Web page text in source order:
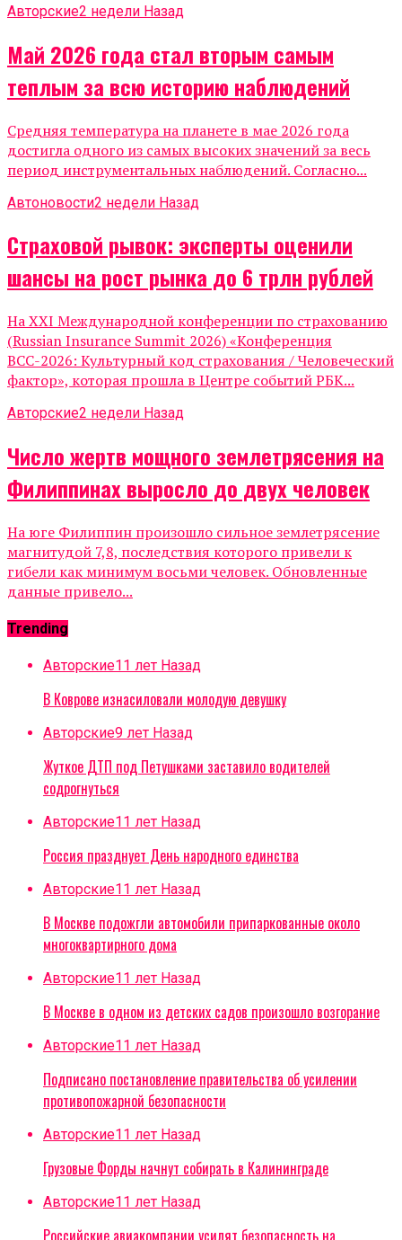
Авторские2 недели Назад
Май 2026 года стал вторым самым
теплым за всю историю наблюдений
Средняя температура на планете в мае 2026 года
достигла одного из самых высоких значений за весь
период инструментальных наблюдений. Согласно...
Автоновости2 недели Назад
Страховой рывок: эксперты оценили
шансы на рост рынка до 6 трлн рублей
На XXI Международной конференции по страхованию
(Russian Insurance Summit 2026) «Конференция
ВСС-2026: Культурный код страхования / Человеческий
фактор», которая прошла в Центре событий РБК...
Авторские2 недели Назад
Число жертв мощного землетрясения на
Филиппинах выросло до двух человек
На юге Филиппин произошло сильное землетрясение
магнитудой 7,8, последствия которого привели к
гибели как минимум восьми человек. Обновленные
данные привело...
Trending
Авторские11 лет Назад
В Коврове изнасиловали молодую девушку
Авторские9 лет Назад
Жуткое ДТП под Петушками заставило водителей
содрогнуться
Авторские11 лет Назад
Россия празднует День народного единства
Авторские11 лет Назад
В Москве подожгли автомобили припаркованные около
многоквартирного дома
Авторские11 лет Назад
В Москве в одном из детских садов произошло возгорание
Авторские11 лет Назад
Подписано постановление правительства об усилении
противопожарной безопасности
Авторские11 лет Назад
Грузовые Форды начнут собирать в Калининграде
Авторские11 лет Назад
Российские авиакомпании усилят безопасность на